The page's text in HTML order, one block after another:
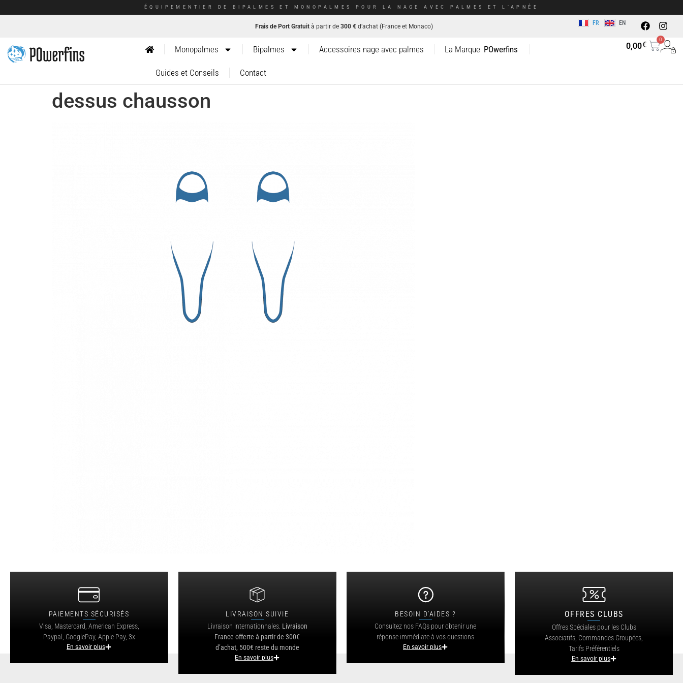
ÉQUIPEMENTIER DE BIPALMES ET MONOPALMES POUR LA NAGE AVEC PALMES ET L’APNÉE
Frais de Port Gratuit à partir de300 € d’achat (France et Monaco) FR EN
Monopalmes Bipalmes Accessoires nage avec palmes La Marque POwerfins
Guides et Conseils Contact
0,00€
0
dessus chausson
PAIEMENTS SÉCURISÉS
Visa, Mastercard, American Express,
Paypal, GooglePay, Apple Pay, 3x
En savoir plus
LIVRAISON SUIVIE
Livraison internationnales. Livraison
France offerte à partir de 300€
d’achat, 500€ reste du monde
En savoir plus
BESOIN D'AIDES ?
Consultez nos FAQs pour obtenir une
réponse immédiate à vos questions
En savoir plus
OFFRES CLUBS
Offres Spéciales pour les Clubs
Associatifs, Commandes Groupées,
Tarifs Préférentiels
En savoir plus